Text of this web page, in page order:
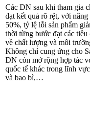
Các DN sau khi tham gia
đạt kết quả rõ rệt, với
50%, tỷ lệ lỗi sản phẩm
thời từng bước đạt các
về chất lượng và môi
Không chỉ cung ứng cho
DN còn mở rộng hợp tác
quốc tế khác trong lĩnh
và bao bì,…